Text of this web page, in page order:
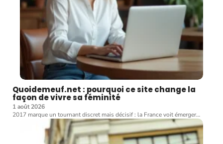
Quoidemeuf.net : pourquoi ce site change la
façon de vivre sa féminité
1 août 2026
2017 marque un tournant discret mais décisif : la France voit émerger…